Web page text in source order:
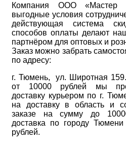
Компания ООО «Мастер
выгодные условия
действующая система
способов оплаты делают
партнёром для оптовых и
Заказ можно забрать
по адресу:
г. Тюмень, ул. Широтная
от 10000 рублей мы
доставку курьером по г.
на доставку в область и
заказе на сумму до
доставка по городу
рублей.